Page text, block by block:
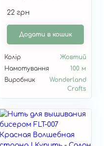
22 грн
Додати в кошик
Колір
Жовтий
Намотування
100 м
Виробник
Wonderland
Crafts